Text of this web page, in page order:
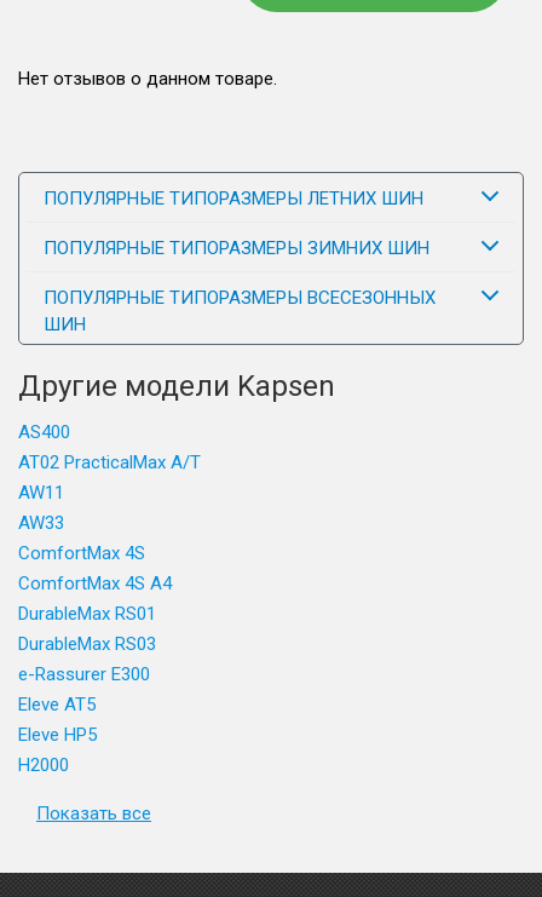
Нет отзывов о данном товаре.
ПОПУЛЯРНЫЕ ТИПОРАЗМЕРЫ ЛЕТНИХ ШИН
ПОПУЛЯРНЫЕ ТИПОРАЗМЕРЫ ЗИМНИХ ШИН
ПОПУЛЯРНЫЕ ТИПОРАЗМЕРЫ ВСЕСЕЗОННЫХ
ШИН
Другие модели Kapsen
AS400
AT02 PracticalMax A/T
AW11
AW33
ComfortMax 4S
ComfortMax 4S A4
DurableMax RS01
DurableMax RS03
e-Rassurer E300
Eleve AT5
Eleve HP5
H2000
Показать все